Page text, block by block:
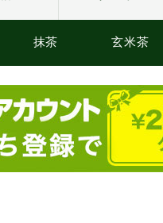
抹茶 玄米茶